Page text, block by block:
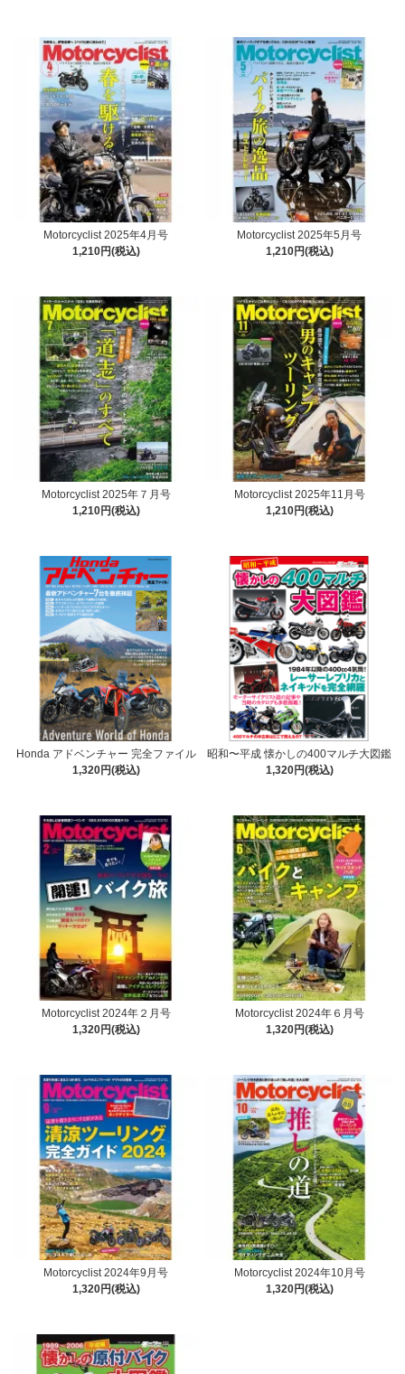
Motorcyclist 2025年4月号
1,210円(税込)
Motorcyclist 2025年5月号
1,210円(税込)
Motorcyclist 2025年７月号
1,210円(税込)
Motorcyclist 2025年11月号
1,210円(税込)
Honda アドベンチャー 完全ファイル
1,320円(税込)
昭和〜平成 懐かしの400マルチ大図鑑
1,320円(税込)
Motorcyclist 2024年２月号
1,320円(税込)
Motorcyclist 2024年６月号
1,320円(税込)
Motorcyclist 2024年9月号
1,320円(税込)
Motorcyclist 2024年10月号
1,320円(税込)